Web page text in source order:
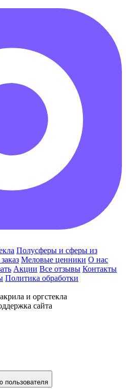
Полусферы и сферы из
Меловые ценники О нас
Акции Все отзывы Контакты
Политика обработки
и оргстекла
сайта
пользователя